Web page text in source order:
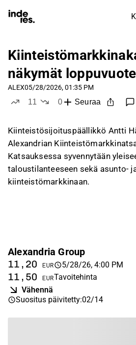
näkymät
ALEX05/28/2026, 01:35 PM
11
0
Seuraa
Kiinteistösijoituspäällikkö Antti
Alexandrian
Katsauksessa syvennytään
taloustilanteeseen sekä asunto-
kiinteistömarkkinaan.
Alexandria Group
11,20 EUR 5/28/26, 4:00 PM
11,50 EURTavoitehinta
Vähennä
Suositus päivitetty:02/14